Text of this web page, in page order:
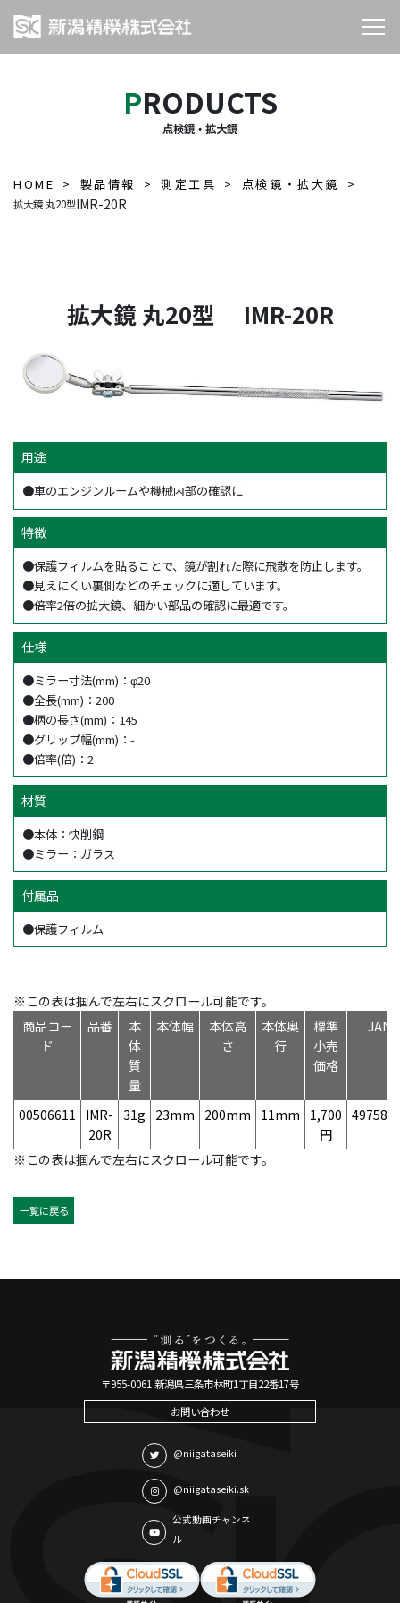
PRODUCTS
点検鏡・拡大鏡
HOME 製品情報 測定工具 点検鏡・拡大鏡
拡大鏡 丸20型IMR-20R
拡大鏡 丸20型 IMR-20R
用途
●車のエンジンルームや機械内部の確認に
特徴
●保護フィルムを貼ることで、鏡が割れた際に飛散を防止します。
●見えにくい裏側などのチェックに適しています。
●倍率2倍の拡大鏡、細かい部品の確認に最適です。
仕様
●ミラー寸法(mm)：φ20
●全長(mm)：200
●柄の長さ(mm)：145
●グリップ幅(mm)：-
●倍率(倍)：2
材質
●本体：快削鋼
●ミラー：ガラス
付属品
●保護フィルム
※この表は掴んで左右にスクロール可能です。
商品コー
ド
品番
本
体
質
量
本体幅
本体高
さ
本体奥
行
標準
小売
価格
JAN
00506611
IMR-
20R
31g 23mm 200mm 11mm
1,700
円
※この表は掴んで左右にスクロール可能です。
一覧に戻る
〒955-0061 新潟県三条市林町1丁目22番17号
お問い合わせ
@niigataseiki
@niigataseiki.sk
公式動画チャンネ
ル